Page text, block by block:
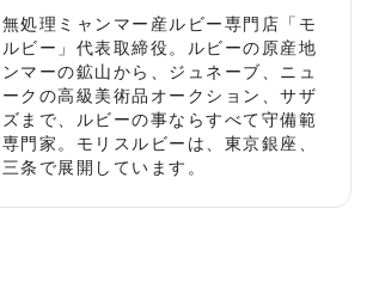
処理ミャンマー産ルビー専門店「モ
ルビー」代表取締役。ルビーの原産地
ンマーの鉱山から、ジュネーブ、ニュ
クの高級美術品オークション、サザ
ズまで、ルビーの事ならすべて守備範
専門家。モリスルビーは、東京銀座、
条で展開しています。